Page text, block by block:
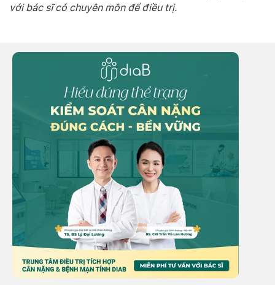
với bác sĩ có chuyên môn để điều trị.